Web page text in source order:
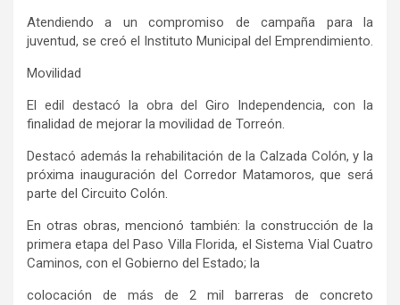
Atendiendo a un compromiso de campaña para la
juventud, se creó el Instituto Municipal del Emprendimiento.
Movilidad
El edil destacó la obra del Giro Independencia, con la
finalidad de mejorar la movilidad de Torreón.
Destacó además la rehabilitación de la Calzada Colón, y la
próxima inauguración del Corredor Matamoros, que será
parte del Circuito Colón.
En otras obras, mencionó también: la construcción de la
primera etapa del Paso Villa Florida, el Sistema Vial Cuatro
Caminos, con el Gobierno del Estado; la
colocación de más de 2 mil barreras de concreto